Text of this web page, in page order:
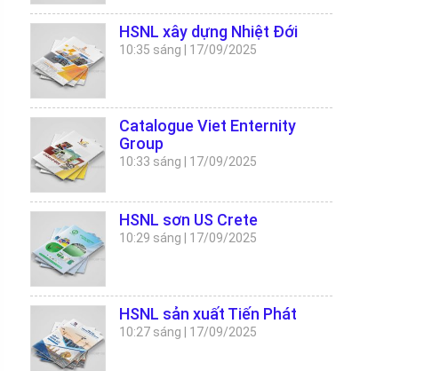
HSNL xây dựng Nhiệt Đới
10:35 sáng 17/09/2025
Catalogue Viet Enternity
Group
10:33 sáng 17/09/2025
HSNL sơn US Crete
10:29 sáng 17/09/2025
HSNL sản xuất Tiến Phát
10:27 sáng 17/09/2025